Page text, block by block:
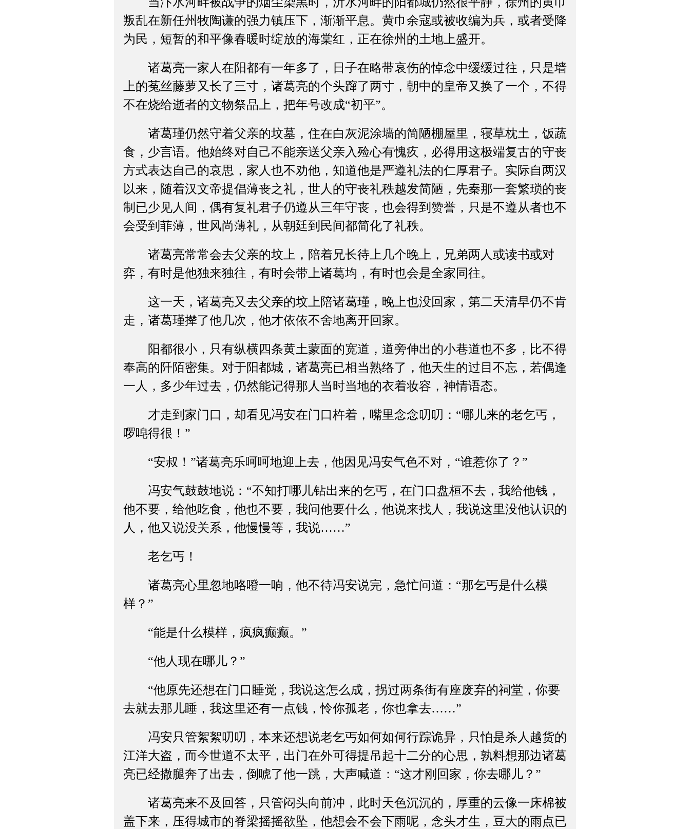
叛乱在新任州牧陶谦的强力镇压下，渐渐平息。黄巾余寇或被收编为兵，或者受降
为民，短暂的和平像春暖时绽放的海棠红，正在徐州的土地上盛开。
诸葛亮一家人在阳都有一年多了，日子在略带哀伤的悼念中缓缓过往，只是墙
上的菟丝藤萝又长了三寸，诸葛亮的个头蹿了两寸，朝中的皇帝又换了一个，不得
不在烧给逝者的文物祭品上，把年号改成“初平”。
诸葛瑾仍然守着父亲的坟墓，住在白灰泥涂墙的简陋棚屋里，寝草枕土，饭蔬
食，少言语。他始终对自己不能亲送父亲入殓心有愧疚，必得用这极端复古的守丧
方式表达自己的哀思，家人也不劝他，知道他是严遵礼法的仁厚君子。实际自两汉
以来，随着汉文帝提倡薄丧之礼，世人的守丧礼秩越发简陋，先秦那一套繁琐的丧
制已少见人间，偶有复礼君子仍遵从三年守丧，也会得到赞誉，只是不遵从者也不
会受到菲薄，世风尚薄礼，从朝廷到民间都简化了礼秩。
诸葛亮常常会去父亲的坟上，陪着兄长待上几个晚上，兄弟两人或读书或对
弈，有时是他独来独往，有时会带上诸葛均，有时也会是全家同往。
这一天，诸葛亮又去父亲的坟上陪诸葛瑾，晚上也没回家，第二天清早仍不肯
走，诸葛瑾撵了他几次，他才依依不舍地离开回家。
阳都很小，只有纵横四条黄土蒙面的宽道，道旁伸出的小巷道也不多，比不得
奉高的阡陌密集。对于阳都城，诸葛亮已相当熟络了，他天生的过目不忘，若偶逢
一人，多少年过去，仍然能记得那人当时当地的衣着妆容，神情语态。
才走到家门口，却看见冯安在门口杵着，嘴里念念叨叨：“哪儿来的老乞丐，
啰唣得很！”
“安叔！”诸葛亮乐呵呵地迎上去，他因见冯安气色不对，“谁惹你了？”
冯安气鼓鼓地说：“不知打哪儿钻出来的乞丐，在门口盘桓不去，我给他钱，
他不要，给他吃食，他也不要，我问他要什么，他说来找人，我说这里没他认识的
人，他又说没关系，他慢慢等，我说……”
老乞丐！
诸葛亮心里忽地咯噔一响，他不待冯安说完，急忙问道：“那乞丐是什么模
样？”
“能是什么模样，疯疯癫癫。”
“他人现在哪儿？”
“他原先还想在门口睡觉，我说这怎么成，拐过两条街有座废弃的祠堂，你要
去就去那儿睡，我这里还有一点钱，怜你孤老，你也拿去……”
冯安只管絮絮叨叨，本来还想说老乞丐如何如何行踪诡异，只怕是杀人越货的
江洋大盗，而今世道不太平，出门在外可得提吊起十二分的心思，孰料想那边诸葛
亮已经撒腿奔了出去，倒唬了他一跳，大声喊道：“这才刚回家，你去哪儿？”
诸葛亮来不及回答，只管闷头向前冲，此时天色沉沉的，厚重的云像一床棉被
盖下来，压得城市的脊梁摇摇欲坠，他想会不会下雨呢，念头才生，豆大的雨点已